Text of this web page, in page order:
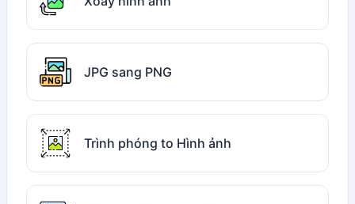
JPG sang PNG
Trình phóng to Hình ảnh